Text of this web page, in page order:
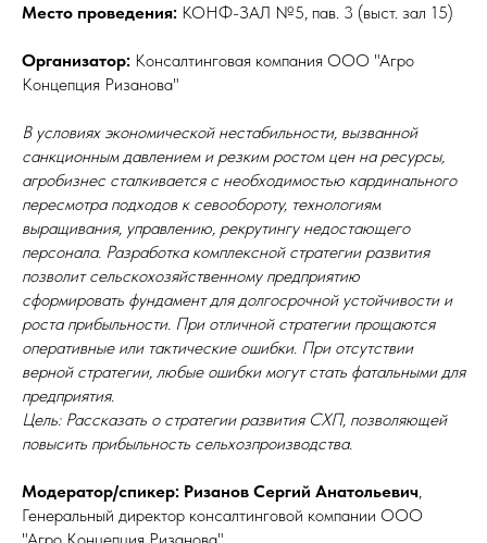
Место проведения: КОНФ-ЗАЛ №5, пав. 3 (выст. зал 15)
Организатор: Консалтинговая компания ООО "Агро
Концепция Ризанова"
В условиях экономической нестабильности, вызванной
санкционным давлением и резким ростом цен на ресурсы,
агробизнес сталкивается с необходимостью кардинального
пересмотра подходов к севообороту, технологиям
выращивания, управлению, рекрутингу недостающего
персонала. Разработка комплексной стратегии развития
позволит сельскохозяйственному предприятию
сформировать фундамент для долгосрочной устойчивости и
роста прибыльности. При отличной стратегии прощаются
оперативные или тактические ошибки. При отсутствии
верной стратегии, любые ошибки могут стать фатальными для
предприятия.
Цель: Рассказать о стратегии развития СХП, позволяющей
повысить прибыльность сельхозпроизводства.
Модератор/спикер: Ризанов Сергий Анатольевич,
Генеральный директор консалтинговой компании ООО